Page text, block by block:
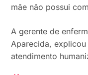
mãe não possui
A gerente de
Aparecida,
atendimento